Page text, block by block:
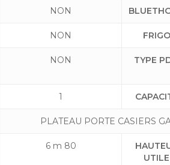
NON
NON FRIGO
NON TYPE
1
PLATEAU PORTE CASIERS
6 m 80
UTILE